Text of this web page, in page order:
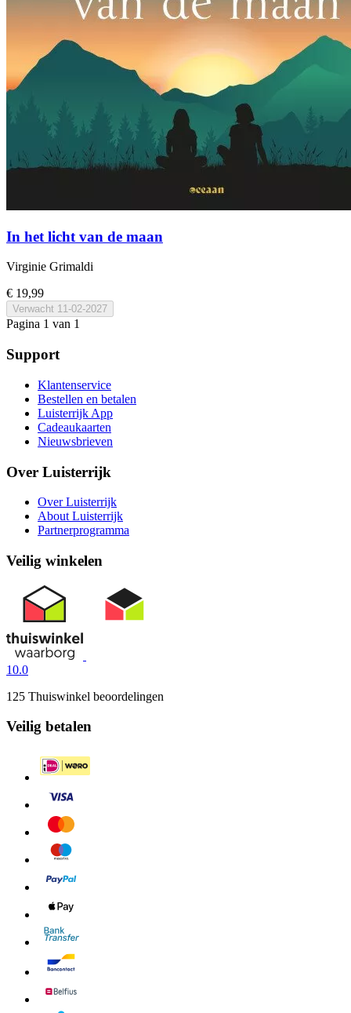
In het licht van de maan
Virginie Grimaldi
€ 19,99
Verwacht 11-02-2027
Pagina 1 van 1
Support
Klantenservice
Bestellen en betalen
Luisterrijk App
Cadeaukaarten
Nieuwsbrieven
Over Luisterrijk
Over Luisterrijk
About Luisterrijk
Partnerprogramma
Veilig winkelen
10.0
125 Thuiswinkel beoordelingen
Veilig betalen